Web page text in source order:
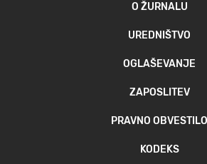
O ŽURNALU
UREDNIŠTVO
OGLAŠEVANJE
ZAPOSLITEV
PRAVNO OBVESTILO
KODEKS